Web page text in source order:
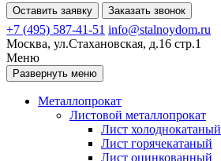
Оставить заявку Заказать звонок
+7 (495) 587-41-51 info@stalnoydom.ru
Москва, ул.Стахановская, д.16 стр.1
Меню
Развернуть меню
Металлопрокат
Листовой металлопрокат
Лист холоднокатаный
Лист горячекатаный
Лист оцинкованный